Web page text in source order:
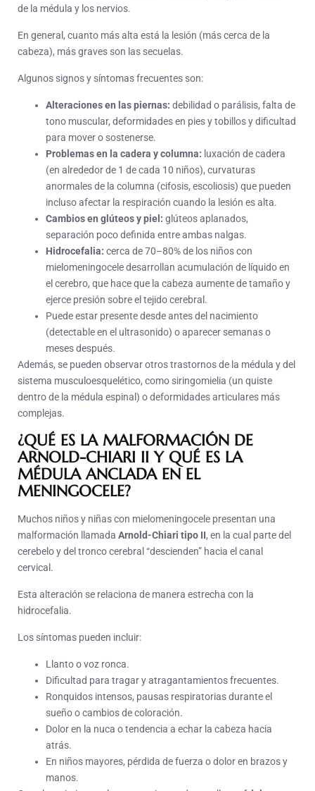
de la médula y los nervios.
En general, cuanto más alta está la lesión (más cerca de la
cabeza), más graves son las secuelas.
Algunos signos y síntomas frecuentes son:
Alteraciones en las piernas: debilidad o parálisis, falta de
tono muscular, deformidades en pies y tobillos y dificultad
para mover o sostenerse.
Problemas en la cadera y columna: luxación de cadera
(en alrededor de 1 de cada 10 niños), curvaturas
anormales de la columna (cifosis, escoliosis) que pueden
incluso afectar la respiración cuando la lesión es alta.
Cambios en glúteos y piel: glúteos aplanados,
separación poco definida entre ambas nalgas.
Hidrocefalia: cerca de 70–80% de los niños con
mielomeningocele desarrollan acumulación de líquido en
el cerebro, que hace que la cabeza aumente de tamaño y
ejerce presión sobre el tejido cerebral.
Puede estar presente desde antes del nacimiento
(detectable en el ultrasonido) o aparecer semanas o
meses después.
Además, se pueden observar otros trastornos de la médula y del
sistema musculoesquelético, como siringomielia (un quiste
dentro de la médula espinal) o deformidades articulares más
complejas.
¿QUÉ ES LA MALFORMACIÓN DE
ARNOLD-CHIARI II Y QUÉ ES LA
MÉDULA ANCLADA EN EL
MENINGOCELE?
Muchos niños y niñas con mielomeningocele presentan una
malformación llamada Arnold-Chiari tipo II, en la cual parte del
cerebelo y del tronco cerebral “descienden” hacia el canal
cervical.
Esta alteración se relaciona de manera estrecha con la
hidrocefalia.
Los síntomas pueden incluir:
Llanto o voz ronca.
Dificultad para tragar y atragantamientos frecuentes.
Ronquidos intensos, pausas respiratorias durante el
sueño o cambios de coloración.
Dolor en la nuca o tendencia a echar la cabeza hacia
atrás.
En niños mayores, pérdida de fuerza o dolor en brazos y
manos.